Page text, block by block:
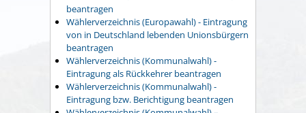
beantragen
Wählerverzeichnis (Europawahl) - Eintragung
von in Deutschland lebenden Unionsbürgern
beantragen
Wählerverzeichnis (Kommunalwahl) -
Eintragung als Rückkehrer beantragen
Wählerverzeichnis (Kommunalwahl) -
Eintragung bzw. Berichtigung beantragen